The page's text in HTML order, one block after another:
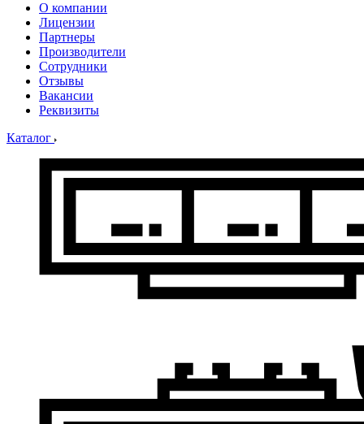
О компании
Лицензии
Партнеры
Производители
Сотрудники
Отзывы
Вакансии
Реквизиты
Каталог